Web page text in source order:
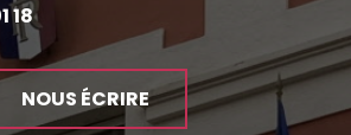
18
NOUS ÉCRIRE